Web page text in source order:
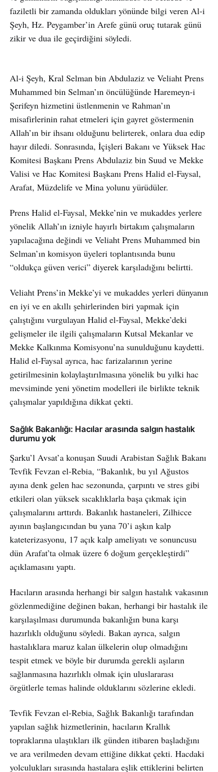
faziletli bir zamanda oldukları yönünde bilgi veren Al-i
Şeyh, Hz. Peygamber’in Arefe günü oruç tutarak günü
zikir ve dua ile geçirdiğini söyledi.
Al-i Şeyh, Kral Selman bin Abdulaziz ve Veliaht Prens
Muhammed bin Selman’ın öncülüğünde Haremeyn-i
Şerifeyn hizmetini üstlenmenin ve Rahman’ın
misafirlerinin rahat etmeleri için gayret göstermenin
Allah’ın bir ihsanı olduğunu belirterek, onlara dua edip
hayır diledi. Sonrasında, İçişleri Bakanı ve Yüksek Hac
Komitesi Başkanı Prens Abdulaziz bin Suud ve Mekke
Valisi ve Hac Komitesi Başkanı Prens Halid el-Faysal,
Arafat, Müzdelife ve Mina yolunu yürüdüler.
Prens Halid el-Faysal, Mekke’nin ve mukaddes yerlere
yönelik Allah’ın izniyle hayırlı birtakım çalışmaların
yapılacağına değindi ve Veliaht Prens Muhammed bin
Selman’ın komisyon üyeleri toplantısında bunu
“oldukça güven verici” diyerek karşıladığını belirtti.
Veliaht Prens’in Mekke’yi ve mukaddes yerleri dünyanın
en iyi ve en akıllı şehirlerinden biri yapmak için
çalıştığını vurgulayan Halid el-Faysal, Mekke’deki
gelişmeler ile ilgili çalışmaların Kutsal Mekanlar ve
Mekke Kalkınma Komisyonu’na sunulduğunu kaydetti.
Halid el-Faysal ayrıca, hac farizalarının yerine
getirilmesinin kolaylaştırılmasına yönelik bu yılki hac
mevsiminde yeni yönetim modelleri ile birlikte teknik
çalışmalar yapıldığına dikkat çekti.
Sağlık Bakanlığı: Hacılar arasında salgın hastalık
durumu yok
Şarku’l Avsat’a konuşan Suudi Arabistan Sağlık Bakanı
Tevfik Fevzan el-Rebia, “Bakanlık, bu yıl Ağustos
ayına denk gelen hac sezonunda, çarpıntı ve stres gibi
etkileri olan yüksek sıcaklıklarla başa çıkmak için
çalışmalarını arttırdı. Bakanlık hastaneleri, Zilhicce
ayının başlangıcından bu yana 70’i aşkın kalp
kateterizasyonu, 17 açık kalp ameliyatı ve sonuncusu
dün Arafat’ta olmak üzere 6 doğum gerçekleştirdi”
açıklamasını yaptı.
Hacıların arasında herhangi bir salgın hastalık vakasının
gözlenmediğine değinen bakan, herhangi bir hastalık ile
karşılaşılması durumunda bakanlığın buna karşı
hazırlıklı olduğunu söyledi. Bakan ayrıca, salgın
hastalıklara maruz kalan ülkelerin olup olmadığını
tespit etmek ve böyle bir durumda gerekli aşıların
sağlanmasına hazırlıklı olmak için uluslararası
örgütlerle temas halinde olduklarını sözlerine ekledi.
Tevfik Fevzan el-Rebia, Sağlık Bakanlığı tarafından
yapılan sağlık hizmetlerinin, hacıların Krallık
topraklarına ulaştıkları ilk günden itibaren başladığını
ve ara verilmeden devam ettiğine dikkat çekti. Hacdaki
yolculukları sırasında hastalara eşlik ettiklerini belirten